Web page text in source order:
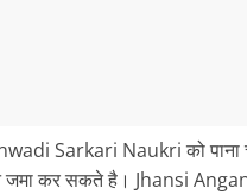
Sarkari Naukri को
कर सकते है। Jhansi